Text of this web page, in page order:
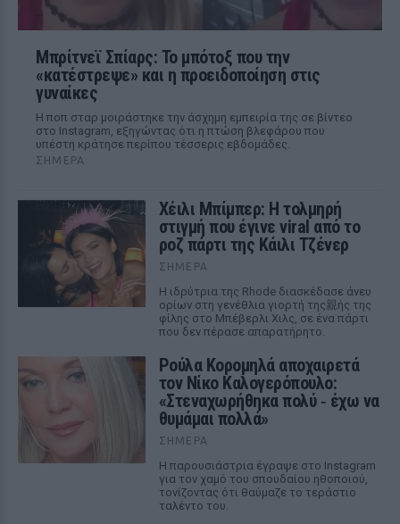
Μπρίτνεϊ Σπίαρς: Το μπότοξ που την
«κατέστρεψε» και η προειδοποίηση στις
γυναίκες
Η ποπ σταρ μοιράστηκε την άσχημη εμπειρία της σε βίντεο
στο Instagram, εξηγώντας ότι η πτώση βλεφάρου που
υπέστη κράτησε περίπου τέσσερις εβδομάδες.
ΣΉΜΕΡΑ
Χέιλι Μπίμπερ: Η τολμηρή
στιγμή που έγινε viral από το
ροζ πάρτι της Κάιλι Τζένερ
ΣΉΜΕΡΑ
Η ιδρύτρια της Rhode διασκέδασε άνευ
ορίων στη γενέθλια γιορτή της親ής της
φίλης στο Μπέβερλι Χιλς, σε ένα πάρτι
που δεν πέρασε απαρατήρητο.
Ρούλα Κορομηλά αποχαιρετά
τον Νίκο Καλογερόπουλο:
«Στεναχωρήθηκα πολύ ‑ έχω να
θυμάμαι πολλά»
ΣΉΜΕΡΑ
Η παρουσιάστρια έγραψε στο Instagram
για τον χαμό του σπουδαίου ηθοποιού,
τονίζοντας ότι θαύμαζε το τεράστιο
ταλέντο του.